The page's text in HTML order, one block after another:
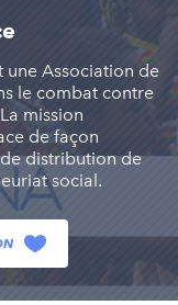
une Association de
le combat contre
mission
de façon
distribution de
social.